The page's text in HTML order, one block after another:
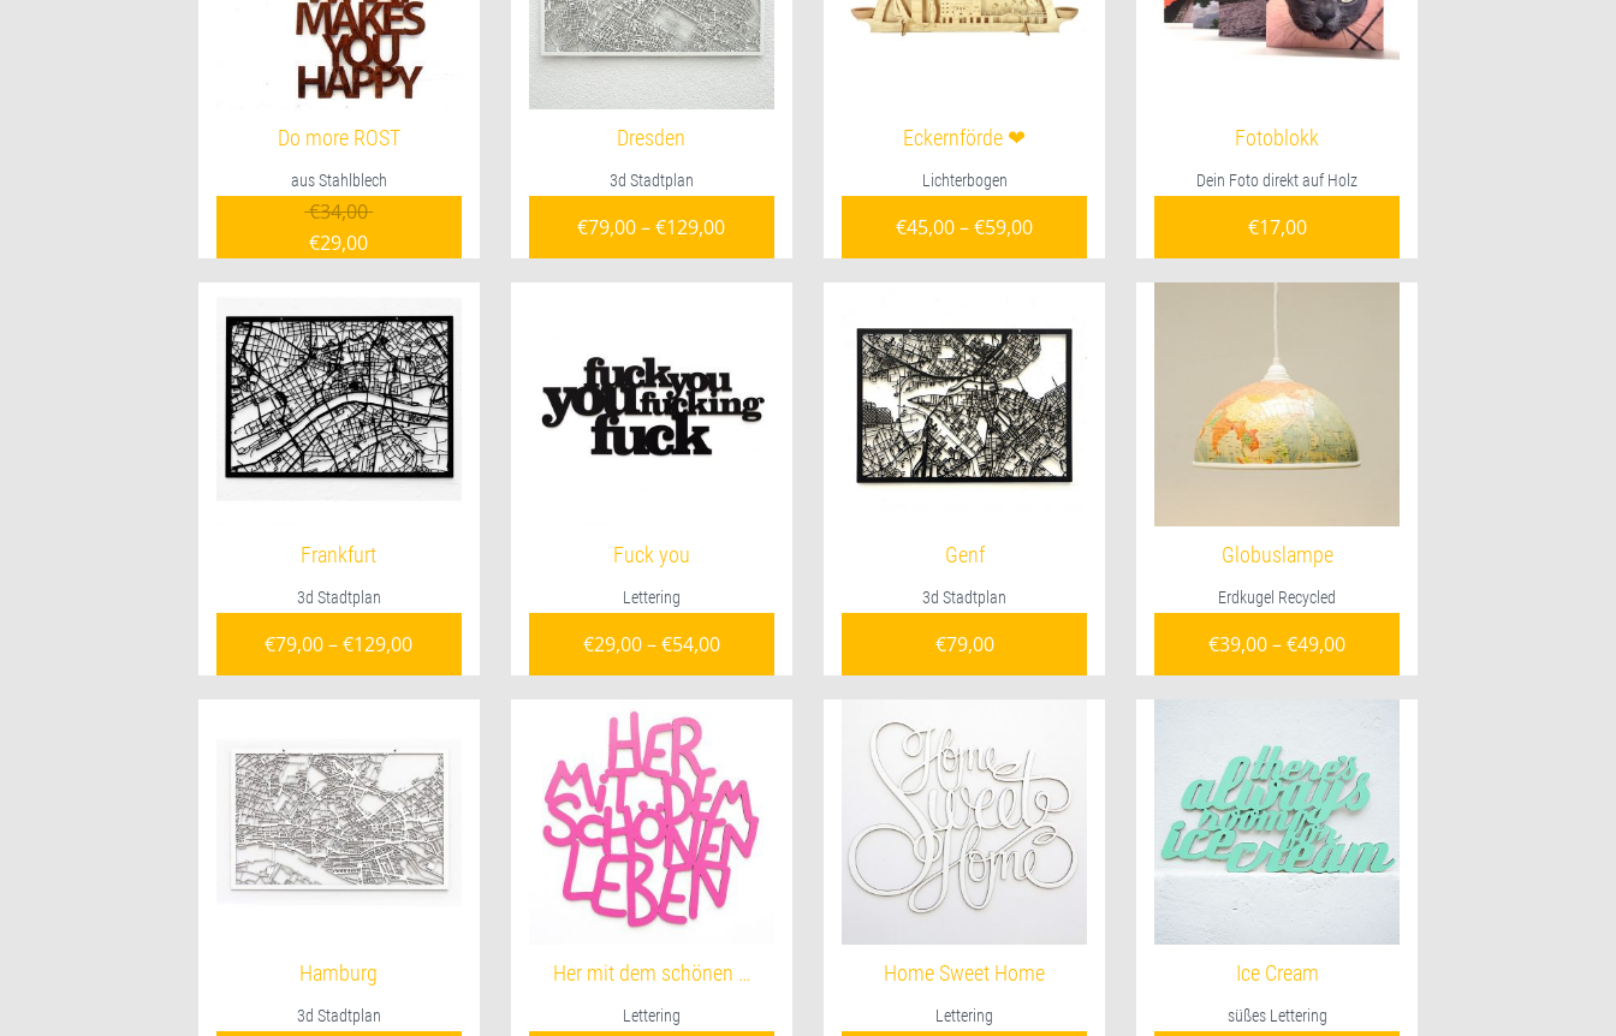
Do more ROST
aus Stahlblech
€34,00Ursprünglicher Preis war: €34,00
€29,00
Dresden
3d Stadtplan
€79,00–€129,00
Eckernförde ❤
Lichterbogen
€45,00–€59,00
Fotoblokk
Dein Foto direkt auf Holz
€17,00
Frankfurt
3d Stadtplan
€79,00–€129,00
Fuck you
Lettering
€29,00–€54,00
Genf
3d Stadtplan
€79,00
Globuslampe
Erdkugel Recycled
€39,00–€49,00
Hamburg
3d Stadtplan
Her mit dem schönen …
Lettering
Home Sweet Home
Lettering
Ice Cream
süßes Lettering